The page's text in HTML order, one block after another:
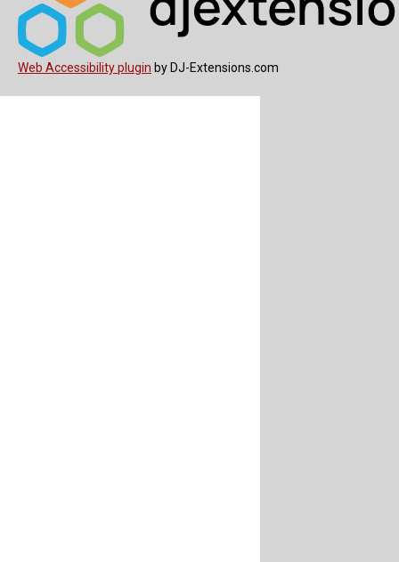
Web Accessibility plugin by DJ-Extensions.com